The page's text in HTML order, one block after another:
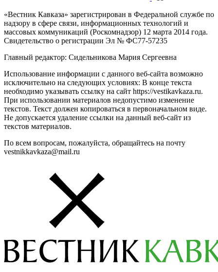
«Вестник Кавказа» зарегистрирован в Федеральной службе по
надзору в сфере связи, информационных технологий и
массовых коммуникаций (Роскомнадзор) 12 марта 2014 года.
Свидетельство о регистрации Эл № ФС77-57235
Главный редактор: Сидельникова Мария Сергеевна
Использование информации с данного веб-сайта возможно
исключительно на следующих условиях: В конце текста
необходимо указывать ссылку на сайт https://vestikavkaza.ru.
При использовании материалов недопустимо изменение
текстов. Текст должен копироваться в первоначальном виде.
Не допускается удаление ссылки на данный веб-сайт из
текстов материалов.
По всем вопросам, пожалуйста, обращайтесь на почту
vestnikkavkaza@mail.ru